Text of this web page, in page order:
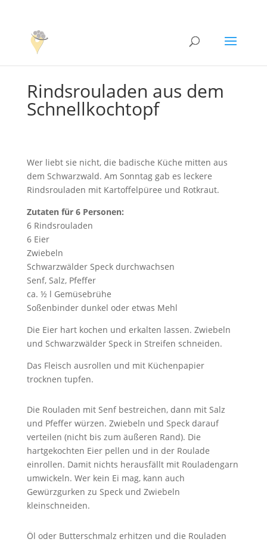
Rindsrouladen aus dem
Schnellkochtopf
Wer liebt sie nicht, die badische Küche mitten aus
dem Schwarzwald. Am Sonntag gab es leckere
Rindsrouladen mit Kartoffelpüree und Rotkraut.
Zutaten für 6 Personen:
6 Rindsrouladen
6 Eier
Zwiebeln
Schwarzwälder Speck durchwachsen
Senf, Salz, Pfeffer
ca. ½ l Gemüsebrühe
Soßenbinder dunkel oder etwas Mehl
Die Eier hart kochen und erkalten lassen. Zwiebeln
und Schwarzwälder Speck in Streifen schneiden.
Das Fleisch ausrollen und mit Küchenpapier
trocknen tupfen.
Die Rouladen mit Senf bestreichen, dann mit Salz
und Pfeffer würzen. Zwiebeln und Speck darauf
verteilen (nicht bis zum äußeren Rand). Die
hartgekochten Eier pellen und in der Roulade
einrollen. Damit nichts herausfällt mit Rouladengarn
umwickeln. Wer kein Ei mag, kann auch
Gewürzgurken zu Speck und Zwiebeln
kleinschneiden.
Öl oder Butterschmalz erhitzen und die Rouladen